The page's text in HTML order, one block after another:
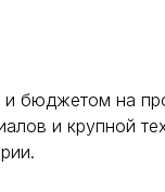
бюджетом на
и крупной